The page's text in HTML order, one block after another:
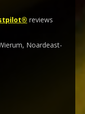
reviews
Noardeast-